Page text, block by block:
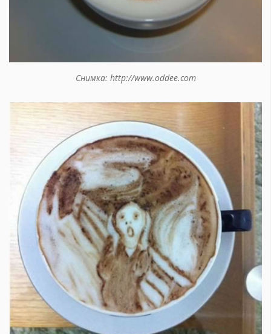
Снимка: http://www.oddee.com